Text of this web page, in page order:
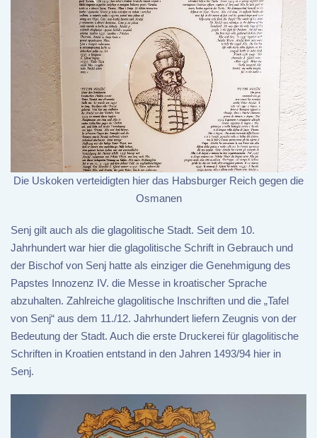
Die Uskoken verteidigten hier das Habsburger Reich gegen die
Osmanen
Senj gilt auch als die glagolitische Stadt. Seit dem 10.
Jahrhundert war hier die glagolitische Schrift in Gebrauch und
der Bischof von Senj hatte als einziger die Genehmigung des
Papstes Innozenz IV. die Messe in kroatischer Sprache
abzuhalten. Zahlreiche glagolitische Inschriften und die „Tafel
von Senj“ aus dem 11./12. Jahrhundert liefern Zeugnis von der
Bedeutung der Stadt. Auch die erste Druckerei für glagolitische
Schriften in Kroatien entstand in den Jahren 1493/94 hier in
Senj.